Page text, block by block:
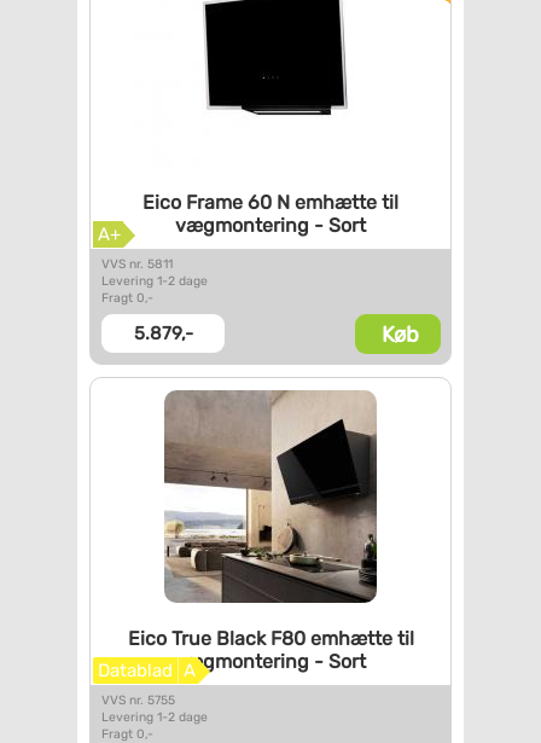
Eico Frame 60 N emhætte til
vægmontering - Sort
A+
VVS nr. 5811
Levering 1-2 dage
Fragt 0,-
5.879,- Køb
Eico True Black F80 emhættetil
vægmontering - Sort
Datablad A
VVS nr. 5755
Levering 1-2 dage
Fragt 0,-